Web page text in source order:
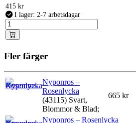
415 kr
I lager: 2-7 arbetsdagar
Fler färger
Nyponros –
Rosenlycka
(43115) Svart,
Blommor & Blad;
665 kr
Nyponros – Rosenlycka